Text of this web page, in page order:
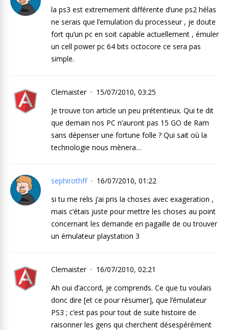
la ps3 est extremement différente d’une ps2 hélas
ne serais que l’emulation du processeur , je doute
fort qu’un pc en soit capable actuellement , émuler
un cell power pc 64 bits octocore ce sera pas
simple.
Clemaister
15/07/2010, 03:25
Je trouve ton article un peu prétentieux. Qui te dit
que demain nos PC n’auront pas 15 GO de Ram
sans dépenser une fortune folle ? Qui sait où la
technologie nous mènera…
sephirothff
16/07/2010, 01:22
si tu me relis j’ai pris la choses avec exageration ,
mais c’étais juste pour mettre les choses au point
concernant les demande en pagaille de ou trouver
un émulateur playstation 3
Clemaister
16/07/2010, 02:21
Ah oui d’accord, je comprends. Ce que tu voulais
donc dire [et ce pour résumer], que l’émulateur
PS3 ; c’est pas pour tout de suite histoire de
raisonner les gens qui cherchent désespérément